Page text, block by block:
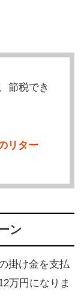
節税でき
リター
ン
掛け金を支払
万円になりま